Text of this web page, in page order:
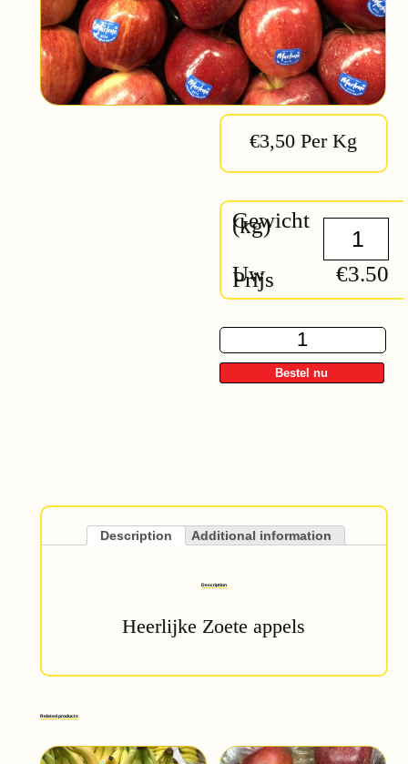
€3,50 Per Kg
Gewicht
(kg)
Uw
Prijs €3.50
Bestel nu
Description Additional information
Description
Heerlijke Zoete appels
Related products